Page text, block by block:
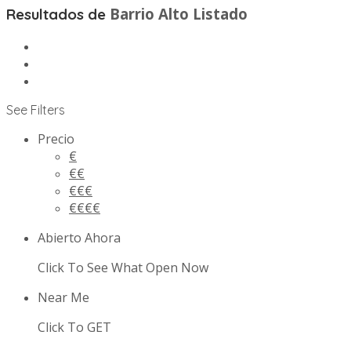
Resultados de Barrio Alto Listado
See Filters
Precio
€
€€
€€€
€€€€
Abierto Ahora
Click To See What Open Now
Near Me
Click To GET